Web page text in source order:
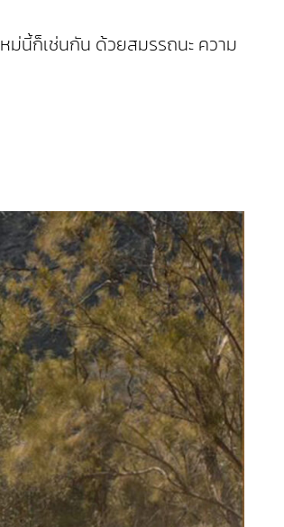
ม่นี้ก็เช่นกัน ด้วยสมรรถนะ ความ